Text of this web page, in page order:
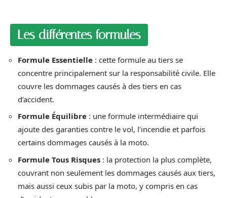
Les différentes formules
Formule Essentielle : cette formule au tiers se
concentre principalement sur la responsabilité civile. Elle
couvre les dommages causés à des tiers en cas
d’accident.
Formule Équilibre : une formule intermédiaire qui
ajoute des garanties contre le vol, l’incendie et parfois
certains dommages causés à la moto.
Formule Tous Risques : la protection la plus complète,
couvrant non seulement les dommages causés aux tiers,
mais aussi ceux subis par la moto, y compris en cas